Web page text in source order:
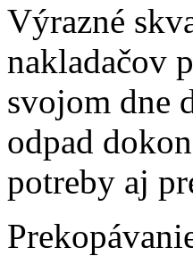
Výrazné
nakladačov
svojom dne
odpad
potreby aj